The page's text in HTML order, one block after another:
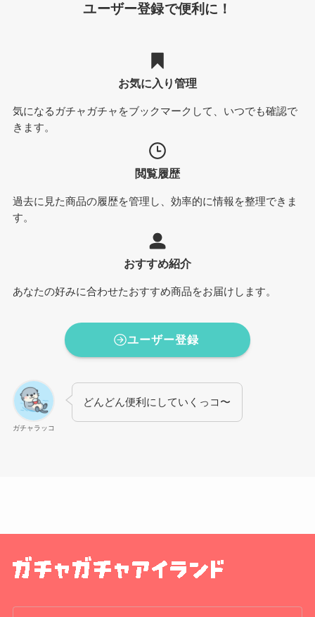
ユーザー登録で便利に！
お気に入り管理
気になるガチャガチャをブックマークして、いつでも確認で
きます。
閲覧履歴
過去に見た商品の履歴を管理し、効率的に情報を整理できま
す。
おすすめ紹介
あなたの好みに合わせたおすすめ商品をお届けします。
ユーザー登録
ガチャラッコ
どんどん便利にしていくっコ〜